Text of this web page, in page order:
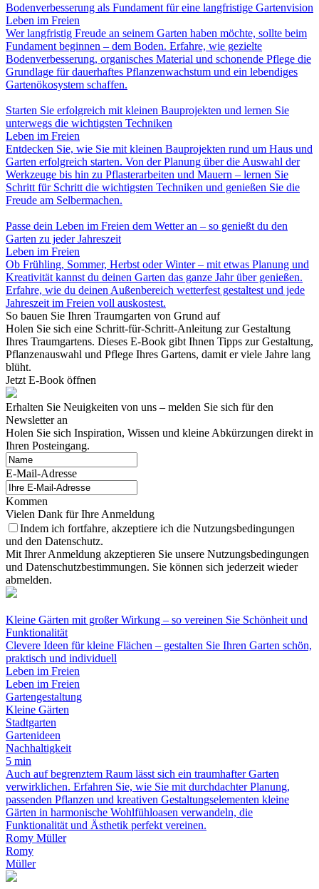
Bodenverbesserung als Fundament für eine langfristige Gartenvision
Leben im Freien
Wer langfristig Freude an seinem Garten haben möchte, sollte beim
Fundament beginnen – dem Boden. Erfahre, wie gezielte
Bodenverbesserung, organisches Material und schonende Pflege die
Grundlage für dauerhaftes Pflanzenwachstum und ein lebendiges
Gartenökosystem schaffen.
Starten Sie erfolgreich mit kleinen Bauprojekten und lernen Sie
unterwegs die wichtigsten Techniken
Leben im Freien
Entdecken Sie, wie Sie mit kleinen Bauprojekten rund um Haus und
Garten erfolgreich starten. Von der Planung über die Auswahl der
Werkzeuge bis hin zu Pflasterarbeiten und Mauern – lernen Sie
Schritt für Schritt die wichtigsten Techniken und genießen Sie die
Freude am Selbermachen.
Passe dein Leben im Freien dem Wetter an – so genießt du den
Garten zu jeder Jahreszeit
Leben im Freien
Ob Frühling, Sommer, Herbst oder Winter – mit etwas Planung und
Kreativität kannst du deinen Garten das ganze Jahr über genießen.
Erfahre, wie du deinen Außenbereich wetterfest gestaltest und jede
Jahreszeit im Freien voll auskostest.
So bauen Sie Ihren Traumgarten von Grund auf
Holen Sie sich eine Schritt-für-Schritt-Anleitung zur Gestaltung
Ihres Traumgartens. Dieses E-Book gibt Ihnen Tipps zur Gestaltung,
Pflanzenauswahl und Pflege Ihres Gartens, damit er viele Jahre lang
blüht.
Jetzt E-Book öffnen
Erhalten Sie Neuigkeiten von uns – melden Sie sich für den
Newsletter an
Holen Sie sich Inspiration, Wissen und kleine Abkürzungen direkt in
Ihren Posteingang.
E-Mail-Adresse
Kommen
Vielen Dank für Ihre Anmeldung
Indem ich fortfahre, akzeptiere ich die Nutzungsbedingungen
und den Datenschutz.
Mit Ihrer Anmeldung akzeptieren Sie unsere Nutzungsbedingungen
und Datenschutzbestimmungen. Sie können sich jederzeit wieder
abmelden.
Kleine Gärten mit großer Wirkung – so vereinen Sie Schönheit und
Funktionalität
Clevere Ideen für kleine Flächen – gestalten Sie Ihren Garten schön,
praktisch und individuell
Leben im Freien
Leben im Freien
Gartengestaltung
Kleine Gärten
Stadtgarten
Gartenideen
Nachhaltigkeit
5 min
Auch auf begrenztem Raum lässt sich ein traumhafter Garten
verwirklichen. Erfahren Sie, wie Sie mit durchdachter Planung,
passenden Pflanzen und kreativen Gestaltungselementen kleine
Gärten in harmonische Wohlfühloasen verwandeln, die
Funktionalität und Ästhetik perfekt vereinen.
Romy Müller
Romy
Müller